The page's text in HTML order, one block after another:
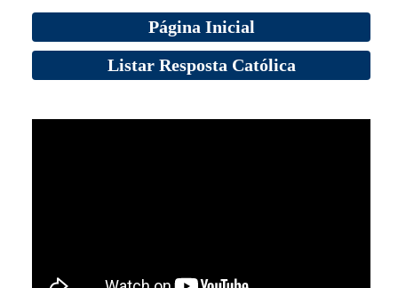
Página Inicial
Listar Resposta Católica